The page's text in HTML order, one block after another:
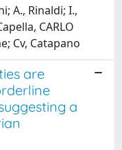
A., Rinaldi; I.,
CARLO
Cv, Catapano
are
a